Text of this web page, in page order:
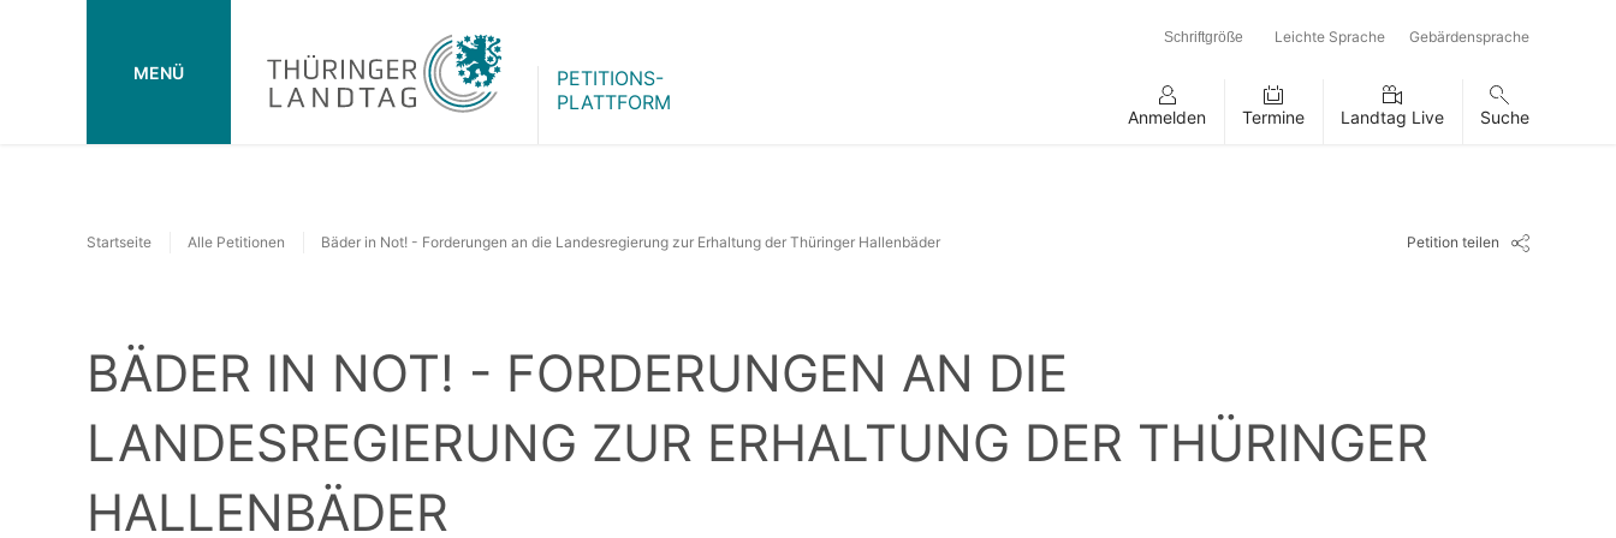
MENÜ
PETITIONS-
PLATTFORM
Schriftgröße Leichte Sprache Gebärdensprache
Anmelden Termine Landtag Live Suche
Startseite Alle Petitionen Bäder in Not! - Forderungen an die Landesregierung zur Erhaltung der Thüringer Hallenbäder Petition teilen
BÄDER IN NOT! - FORDERUNGEN AN DIE
LANDESREGIERUNG ZUR ERHALTUNG DER THÜRINGER
HALLENBÄDER